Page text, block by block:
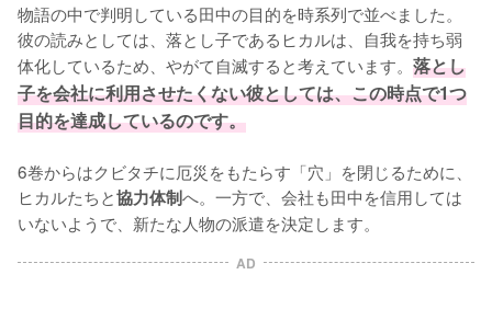
物語の中で判明している田中の目的を時系列で並べました。
彼の読みとしては、落とし子であるヒカルは、自我を持ち弱
体化しているため、やがて自滅すると考えています。 落とし
子を会社に利用させたくない彼としては、この時点で1つ
目的を達成しているのです。
6巻からはクビタチに厄災をもたらす「穴」を閉じるために、
ヒカルたちと協力体制へ。一方で、会社も田中を信用しては
いないようで、新たな人物の派遣を決定します。
AD